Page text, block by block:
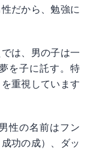
だから、勉強に
は、男の子は一
を子に託す。特
重視しています
性の名前はフン
功の成）、ダッ